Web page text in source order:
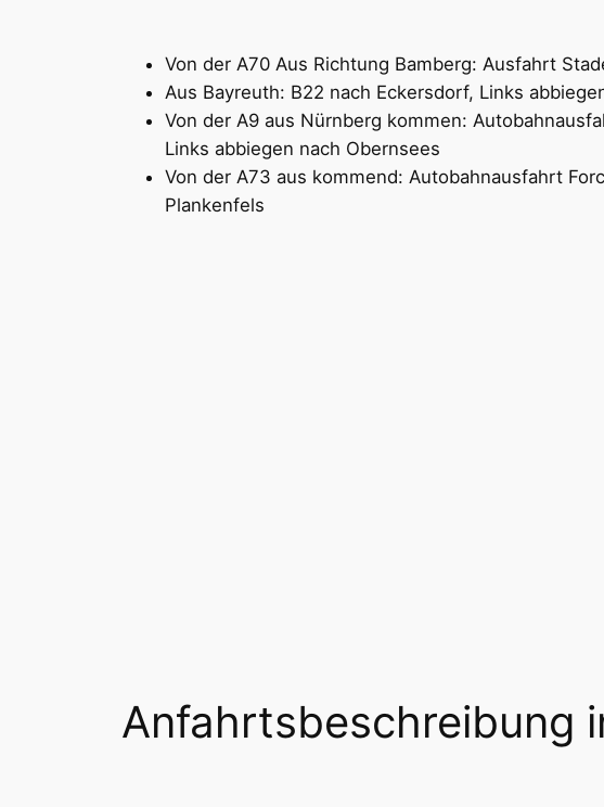
Von der A70 Aus Richtung Bamberg: Ausfahrt
Aus Bayreuth: B22 nach Eckersdorf, Links
Von der A9 aus Nürnberg kommen:
Links abbiegen nach Obernsees
Von der A73 aus kommend: Autobahnausfahrt
Plankenfels
Anfahrtsbeschreibung